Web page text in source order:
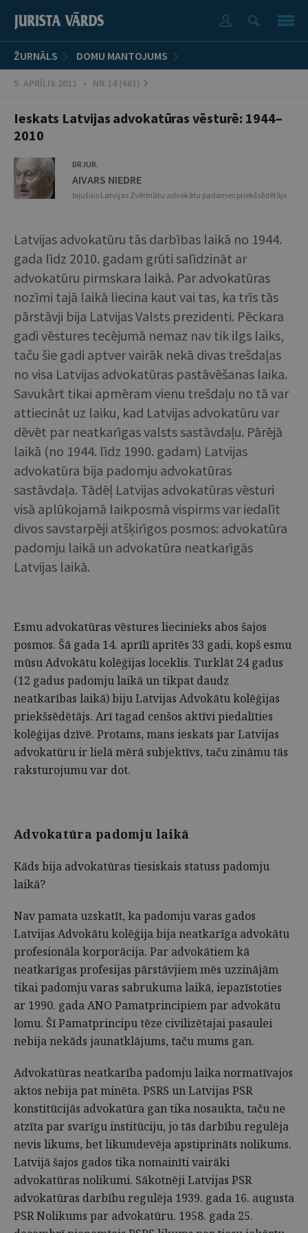
ŽURNĀLS DOMU MANTOJUMS
5. APRĪLIS 2011 • NR.14 (661)
Ieskats Latvijas advokatūras vēsturē: 1944–
2010
DR.IUR.
AIVARS NIEDRE
bijušais Latvijas Zvērinātu advokātu padomes priekšsēdētājs
Latvijas advokatūru tās darbības laikā no 1944.
gada līdz 2010. gadam grūti salīdzināt ar
advokatūru pirmskara laikā. Par advokatūras
nozīmi tajā laikā liecina kaut vai tas, ka trīs tās
pārstāvji bija Latvijas Valsts prezidenti. Pēckara
gadi vēstures tecējumā nemaz nav tik ilgs laiks,
taču šie gadi aptver vairāk nekā divas trešdaļas
no visa Latvijas advokatūras pastāvēšanas laika.
Savukārt tikai apmēram vienu trešdaļu no tā var
attiecināt uz laiku, kad Latvijas advokatūru var
dēvēt par neatkarīgas valsts sastāvdaļu. Pārējā
laikā (no 1944. līdz 1990. gadam) Latvijas
advokatūra bija padomju advokatūras
sastāvdaļa. Tādēļ Latvijas advokatūras vēsturi
visā aplūkojamā laikposmā vispirms var iedalīt
divos savstarpēji atšķirīgos posmos: advokatūra
padomju laikā un advokatūra neatkarīgās
Latvijas laikā.
Esmu advokatūras vēstures liecinieks abos šajos
posmos. Šā gada 14. aprīlī apritēs 33 gadi, kopš esmu
mūsu Advokātu kolēģijas loceklis. Turklāt 24 gadus
(12 gadus padomju laikā un tikpat daudz
neatkarības laikā) biju Latvijas Advokātu kolēģijas
priekšsēdētājs. Arī tagad cenšos aktīvi piedalīties
kolēģijas dzīvē. Protams, mans ieskats par Latvijas
advokatūru ir lielā mērā subjektīvs, taču zināmu tās
raksturojumu var dot.
Advokatūra padomju laikā
Kāds bija advokatūras tiesiskais statuss padomju
laikā?
Nav pamata uzskatīt, ka padomju varas gados
Latvijas Advokātu kolēģija bija neatkarīga advokātu
profesionāla korporācija. Par advokātiem kā
neatkarīgas profesijas pārstāvjiem mēs uzzinājām
tikai padomju varas sabrukuma laikā, iepazīstoties
ar 1990. gada ANO Pamatprincipiem par advokātu
lomu. Šī Pamatprincipu tēze civilizētajai pasaulei
nebija nekāds jaunatklājums, taču mums gan.
Advokatūras neatkarība padomju laika normatīvajos
aktos nebija pat minēta. PSRS un Latvijas PSR
konstitūcijās advokatūra gan tika nosaukta, taču ne
atzīta par svarīgu institūciju, jo tās darbību regulēja
nevis likums, bet likumdevēja apstiprināts nolikums.
Latvijā šajos gados tika nomainīti vairāki
advokatūras nolikumi. Sākotnēji Latvijas PSR
advokatūras darbību regulēja 1939. gada 16. augusta
PSR Nolikums par advokatūru. 1958. gada 25.